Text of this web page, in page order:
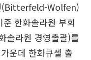
(Bitterfeld-Wolfen)
한화솔라원 부회
솔라원 경영촐괄)를
운데 한화큐셀 출